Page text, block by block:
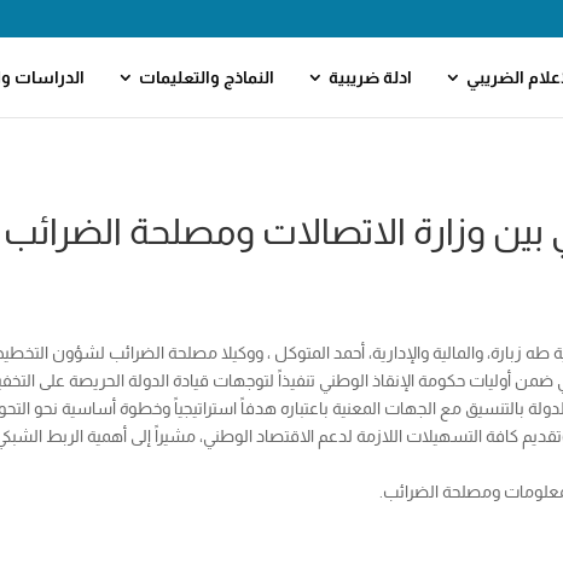
الضريبي ادلة ضريبية النماذج والتعليمات الدراسات
وزارة الاتصالات ومصلحة الضرائب
طه زبارة، والمالية والإدارية، أحمد المتوكل ، ووكيلا مصلحة الضرائب لشؤون
ضمن أوليات حكومة الإنقاذ الوطني تنفيذاً لتوجهات قيادة الدولة الحريصة على
بالتنسيق مع الجهات المعنية باعتباره هدفاً استراتيجياً وخطوة أساسية نحو
التسهيلات اللازمة لدعم الاقتصاد الوطني، مشيراً إلى أهمية الربط
ومصلحة الضرائب.